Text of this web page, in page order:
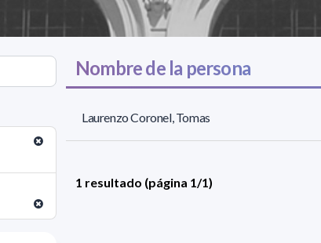
Nombre de la persona
Laurenzo Coronel, Tomas
1 resultado (página 1/1)